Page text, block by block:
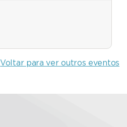
Voltar para ver outros eventos